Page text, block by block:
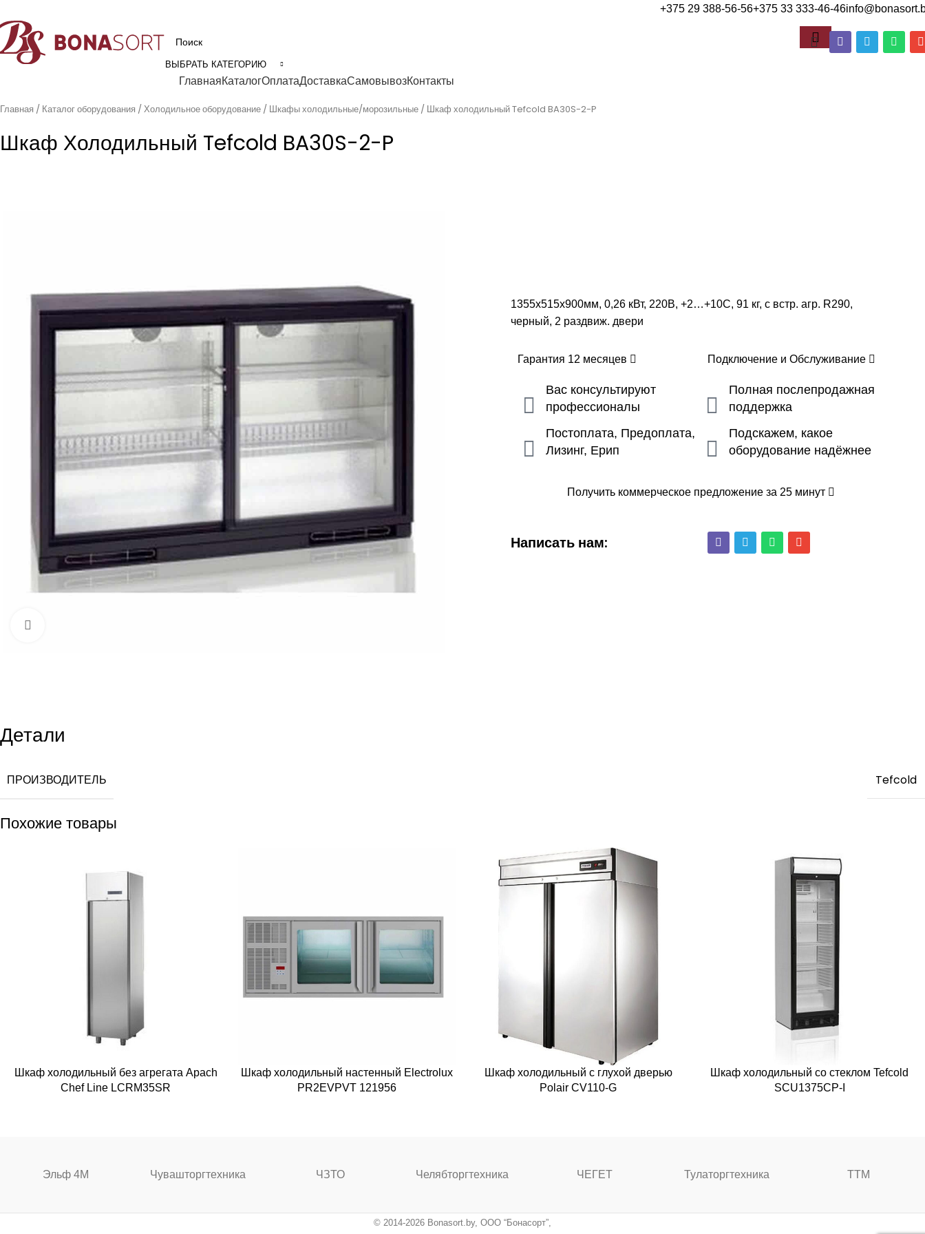
+375 29 388-56-56+375 33 333-46-46
ВЫБРАТЬ КАТЕГОРИЮ
ГлавнаяКаталогОплатаДоставкаСамовывозКонтакты
Главная Каталог оборудования Холодильное оборудование Шкафы холодильные/морозильные Шкаф холодильный Tefcold BA30S-2-P
Шкаф Холодильный Tefcold BA30S-2-P
1355х515х900мм, 0,26 кВт, 220В, +2…+10С, 91 кг, с встр. агр. R290,
черный, 2 раздвиж. двери
Гарантия 12 месяцев Подключение и Обслуживание
Вас консультируют
профессионалы
Постоплата, Предоплата,
Лизинг, Ерип
Полная послепродажная
поддержка
Подскажем, какое
оборудование надёжнее
Получить коммерческое предложение за 25 минут
Написать нам:
Детали
ПРОИЗВОДИТЕЛЬ Tefcold
Похожие товары
Шкаф холодильный без агрегата Apach
Chef Line LCRM35SR
Шкаф холодильный настенный Electrolux
PR2EVPVT 121956
Шкаф холодильный с глухой дверью
Polair CV110-G
Шкаф холодильный со стеклом Tefcold
SCU1375CP-I
Эльф 4М Чувашторгтехника ЧЗТО Челябторгтехника ЧЕГЕТ Тулаторгтехника ТТМ
© 2014-2026 Bonasort.by, ООО “Бонасорт”,